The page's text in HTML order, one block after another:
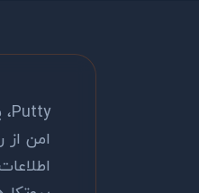
Putty
امن از